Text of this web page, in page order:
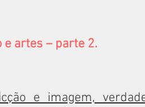
artes – parte 2.
e imagem,